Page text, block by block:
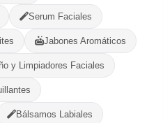
Serum Faciales
Jabones Aromáticos
y Limpiadores Faciales
Bálsamos Labiales
2 Ruta 3 Entrega